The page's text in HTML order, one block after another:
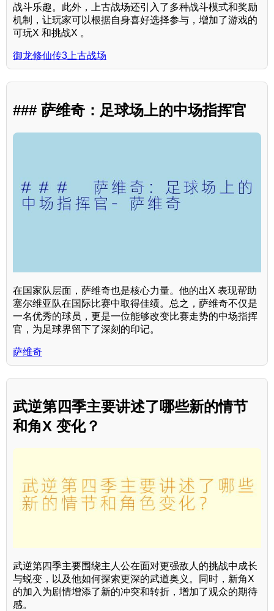
战斗乐趣。此外，上古战场还引入了多种战斗模式和奖励
机制，让玩家可以根据自身喜好选择参与，增加了游戏的
可玩X 和挑战X 。
御龙修仙传3上古战场
### 萨维奇：足球场上的中场指挥官
在国家队层面，萨维奇也是核心力量。他的出X 表现帮助
塞尔维亚队在国际比赛中取得佳绩。总之，萨维奇不仅是
一名优秀的球员，更是一位能够改变比赛走势的中场指挥
官，为足球界留下了深刻的印记。
萨维奇
武逆第四季主要讲述了哪些新的情节
和角X 变化？
武逆第四季主要围绕主人公在面对更强敌人的挑战中成长
与蜕变，以及他如何探索更深的武道奥义。同时，新角X
的加入为剧情增添了新的冲突和转折，增加了观众的期待
感。